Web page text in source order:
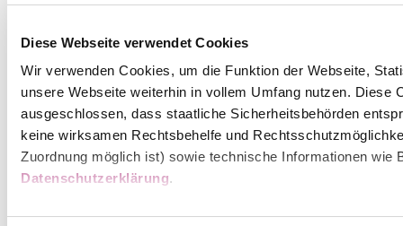
Diese Webseite verwendet Cookies
Wir verwenden Cookies, um die Funktion der Webseite,
unsere Webseite weiterhin in vollem Umfang nutzen.
ausgeschlossen, dass staatliche Sicherheitsbehörden
keine wirksamen Rechtsbehelfe und
Zuordnung möglich ist) sowie technische Informationen
Datenschutzerklärung.